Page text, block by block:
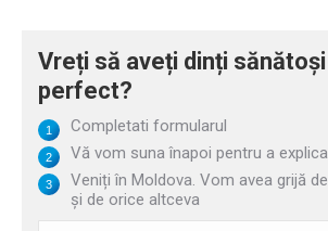
Vreți să aveți dinți
perfect?
Completati formularul
Vă vom suna înapoi pentru a
Veniți în Moldova. Vom avea grijă
și de orice altceva